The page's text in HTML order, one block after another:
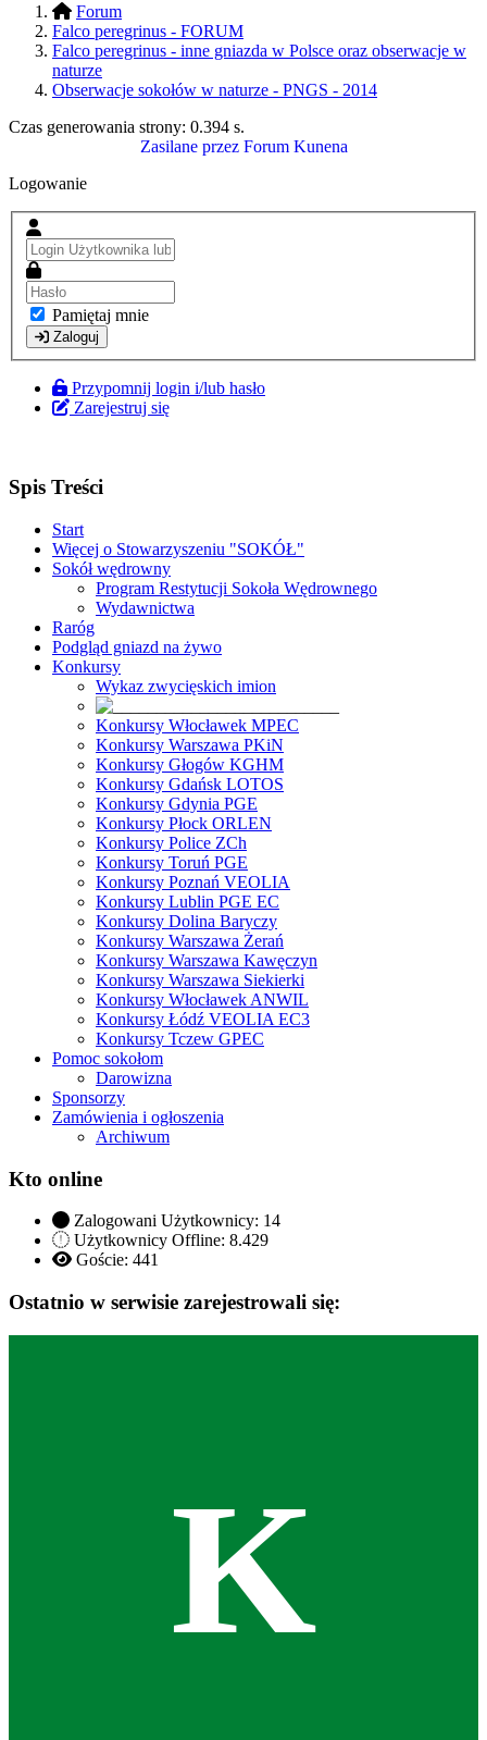
Forum
Falco peregrinus - FORUM
Falco peregrinus - inne gniazda w Polsce oraz obserwacje w
naturze
Obserwacje sokołów w naturze - PNGS - 2014
Czas generowania strony: 0.394 s.
Zasilane przez Forum Kunena
Logowanie
Pamiętaj mnie
Zaloguj
Przypomnij login i/lub hasło
Zarejestruj się
Spis Treści
Start
Więcej o Stowarzyszeniu "SOKÓŁ"
Sokół wędrowny
Program Restytucji Sokoła Wędrownego
Wydawnictwa
Raróg
Podgląd gniazd na żywo
Konkursy
Wykaz zwycięskich imion
Konkursy Włocławek MPEC
Konkursy Warszawa PKiN
Konkursy Głogów KGHM
Konkursy Gdańsk LOTOS
Konkursy Gdynia PGE
Konkursy Płock ORLEN
Konkursy Police ZCh
Konkursy Toruń PGE
Konkursy Poznań VEOLIA
Konkursy Lublin PGE EC
Konkursy Dolina Baryczy
Konkursy Warszawa Żerań
Konkursy Warszawa Kawęczyn
Konkursy Warszawa Siekierki
Konkursy Włocławek ANWIL
Konkursy Łódź VEOLIA EC3
Konkursy Tczew GPEC
Pomoc sokołom
Darowizna
Sponsorzy
Zamówienia i ogłoszenia
Archiwum
Kto online
Zalogowani Użytkownicy: 14
Użytkownicy Offline: 8.429
Goście: 441
Ostatnio w serwisie zarejestrowali się:
K